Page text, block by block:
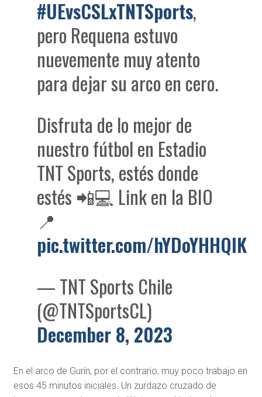
#UEvsCSLxTNTSports,
pero Requena estuvo
nuevemente muy atento
para dejar su arco en cero.
Disfruta de lo mejor de
nuestro fútbol en Estadio
TNT Sports, estés donde
estés 📲💻 Link en la BIO
📍
pic.twitter.com/hYDoYHHQIK
— TNT Sports Chile
(@TNTSportsCL)
December 8, 2023
En el arco de Gurín, por el contrario, muy poco trabajo en
esos 45 minutos iniciales. Un zurdazo cruzado de